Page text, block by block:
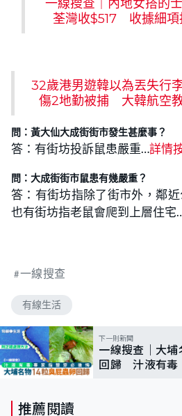
一線搜查｜內地女搭的
荃灣收$517 收據細項
32歲港男遊韓以為丟失行
傷2地勤被捕 大韓航空
問：黃大仙大成街街市發生甚麼事？
答：有街坊投訴鼠患嚴重…詳情
問：大成街街市鼠患有幾嚴重？
答：有街坊指除了街市外，鄰
也有街坊指老鼠會爬到上層住宅
一線搜查
有線生活
下一則新聞
一線搜查｜大
回歸 汁液有
推薦閱讀